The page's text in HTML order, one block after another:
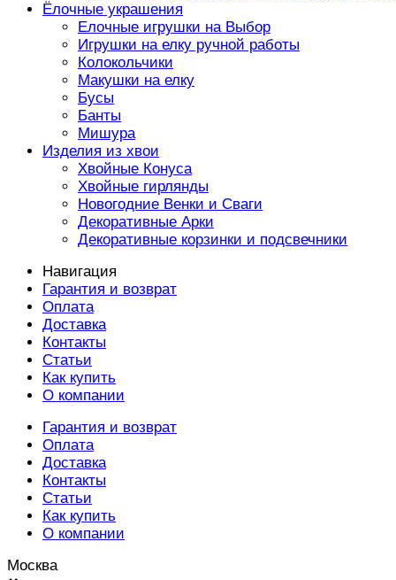
Ёлочные украшения
Елочные игрушки на Выбор
Игрушки на елку ручной работы
Колокольчики
Макушки на елку
Бусы
Банты
Мишура
Изделия из хвои
Хвойные Конуса
Хвойные гирлянды
Новогодние Венки и Сваги
Декоративные Арки
Декоративные корзинки и подсвечники
Навигация
Гарантия и возврат
Оплата
Доставка
Контакты
Статьи
Как купить
О компании
Гарантия и возврат
Оплата
Доставка
Контакты
Статьи
Как купить
О компании
Москва